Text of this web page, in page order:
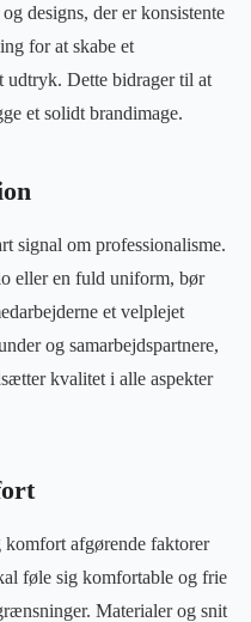
designs, der er konsistente
for at skabe et
udtryk. Dette bidrager til at
et solidt brandimage.
signal om professionalisme.
eller en fuld uniform, bør
et velplejet
og samarbejdspartnere,
kvalitet i alle aspekter
afgørende faktorer
føle sig komfortable og frie
Materialer og snit